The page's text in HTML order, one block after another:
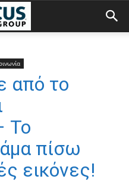
από το
Το
πίσω
εικόνες!